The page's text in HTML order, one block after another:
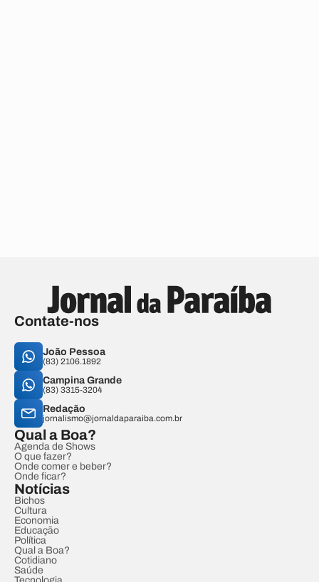
Contate-nos
João Pessoa
(83) 2106.1892
Campina Grande
(83) 3315-3204
Redação
jornalismo@jornaldaparaiba.com.br
Qual a Boa?
Agenda de Shows
O que fazer?
Onde comer e beber?
Onde ficar?
Notícias
Bichos
Cultura
Economia
Educação
Política
Qual a Boa?
Cotidiano
Saúde